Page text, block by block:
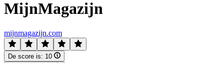
MijnMagazijn
mijnmagazijn.com
De score is: 10